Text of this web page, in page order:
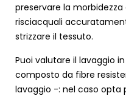
preservare la morbidezza
risciacquali
strizzare il tessuto.
Puoi valutare il lavaggio
composto da fibre
lavaggio -: nel caso opta